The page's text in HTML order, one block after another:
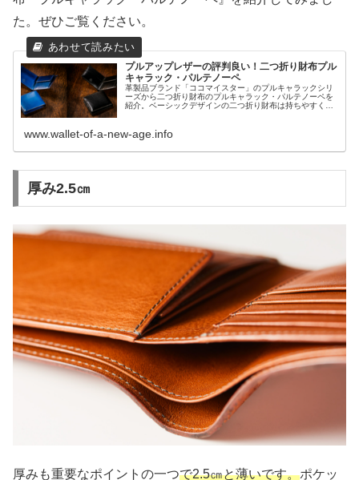
た。ぜひご覧ください。
プルアップレザーの評判良い！二つ折り財布プル
キャラック・パルテノーペ
革製品ブランド「ココマイスター」のプルキャラックシリ
ーズから二つ折り財布のプルキャラック・パルテノーペを
紹介。ベーシックデザインの二つ折り財布は持ちやすく使
になります。
www.wallet-of-a-new-age.info
厚み2.5㎝
厚みも重要なポイントの一つで2.5㎝と薄いです。ポケッ